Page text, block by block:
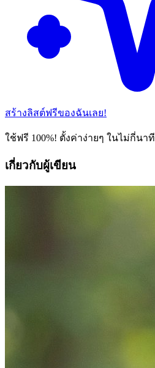
สร้างลิสต์ฟรีของฉันเลย!
ใช้ฟรี 100%! ตั้งค่าง่ายๆ ในไม่กี่นาที
เกี่ยวกับผู้เขียน